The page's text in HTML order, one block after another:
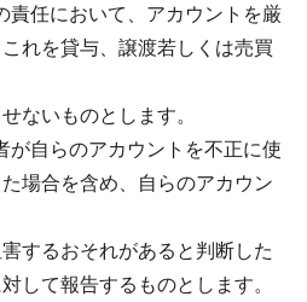
責任において、アカウントを厳
れを貸与、譲渡若しくは売買
ないものとします。
が自らのアカウントを不正に使
場合を含め、自らのアカウン
するおそれがあると判断した
して報告するものとします。